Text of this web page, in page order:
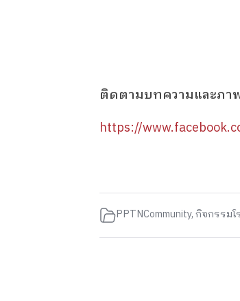
ติดตามบทความและภา
https://
PPTNCommunity,กิจกรรมโ